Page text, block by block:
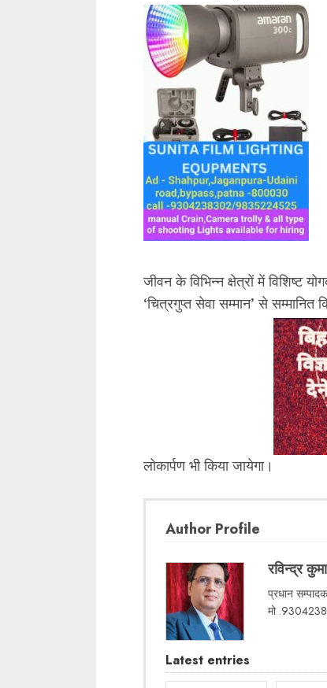
जीवन के विभिन्न क्षेत्रों में विशिष्ट
‘चित्रगुप्त सेवा सम्मान’ से
लोकार्पण भी किया जायेगा।
Author Profile
रविन्द्र
प्रधान
मो
Latest entries